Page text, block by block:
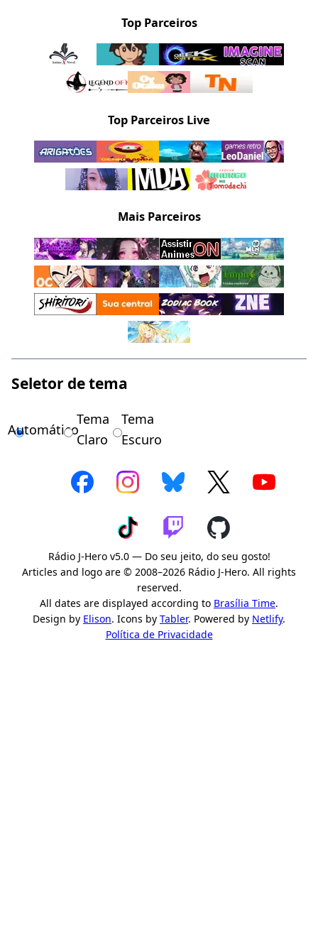
Top Parceiros
Top Parceiros Live
Mais Parceiros
Seletor de tema
Automático
Tema
Claro
Tema
Escuro
Rádio J-Hero v5.0 — Do seu jeito, do seu gosto!
Articles and logo are © 2008–2026 Rádio J-Hero. All rights
reserved.
All dates are displayed according to Brasília Time.
Design by Elison. Icons by Tabler. Powered by Netlify.
Política de Privacidade